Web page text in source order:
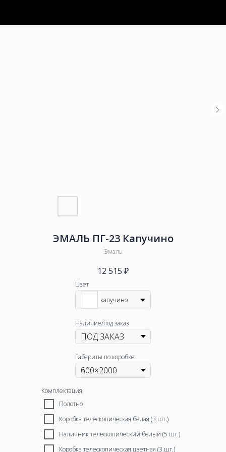
ЭМАЛЬ ПГ-23 Капучино
Эмаль
12 515 ₽
Цвет
капучино
Наличие/под заказ
Габариты по коробке
Комплектация
Полотно
Коробка телескопическая белая (3 шт.)
Наличник телескопический белый (5 шт.)
Коробка телескопическая цветная (3 шт.)